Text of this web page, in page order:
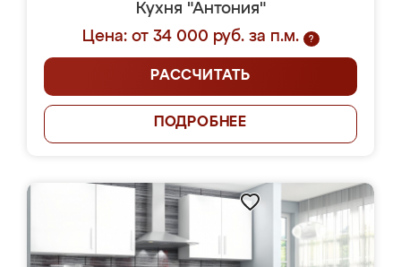
Кухня "Антония"
Цена: от 34 000 руб. за п.м.
?
РАССЧИТАТЬ
ПОДРОБНЕЕ